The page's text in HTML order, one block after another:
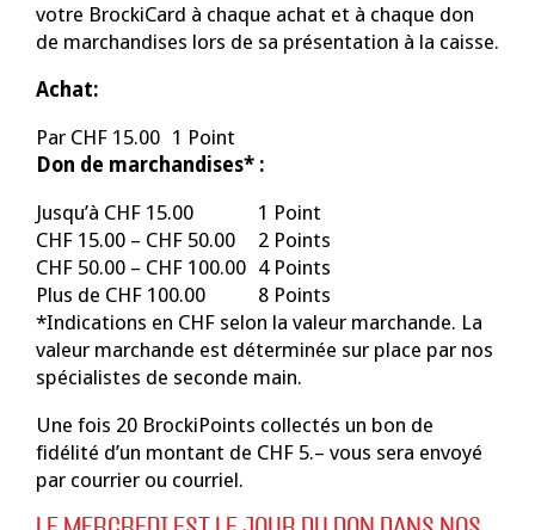
votre BrockiCard à chaque achat et à chaque don
de marchandises lors de sa présentation à la caisse.
Achat:
Par CHF 15.00 1 Point
Don de marchandises* :
Jusqu’à CHF 15.00
1 Point
CHF 15.00 – CHF 50.00
2 Points
CHF 50.00 – CHF 100.00 4 Points
Plus de CHF 100.00
8 Points
*Indications en CHF selon la valeur marchande. La
valeur marchande est déterminée sur place par nos
spécialistes de seconde main.
Une fois 20 BrockiPoints collectés un bon de
fidélité d’un montant de CHF 5.– vous sera envoyé
par courrier ou courriel.